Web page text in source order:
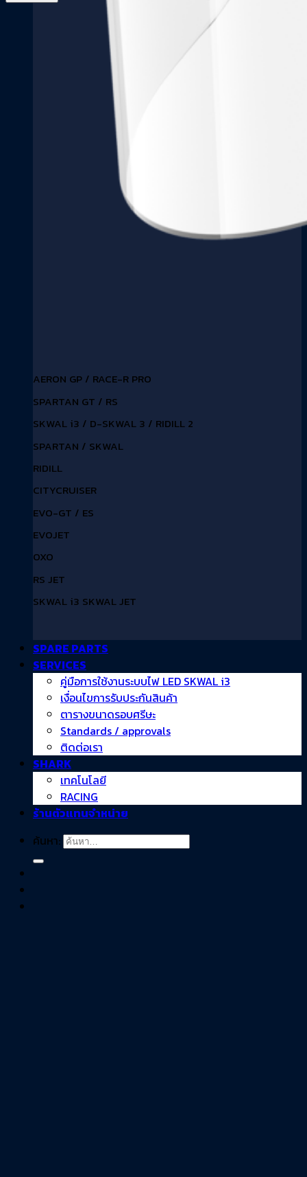
AERON GP / RACE-R PRO
SPARTAN GT / RS
SKWAL i3 / D-SKWAL 3 / RIDILL 2
SPARTAN / SKWAL
RIDILL
CITYCRUISER
EVO-GT / ES
EVOJET
OXO
RS JET
SKWAL i3 SKWAL JET
SPARE PARTS
SERVICES
คู่มือการใช้งานระบบไฟ LED SKWAL i3
เงื่อนไขการรับประกันสินค้า
ตารางขนาดรอบศรีษะ
Standards / approvals
ติดต่อเรา
SHARK
เทคโนโลยี
RACING
ร้านตัวแทนจำหน่าย
ค้นหา: